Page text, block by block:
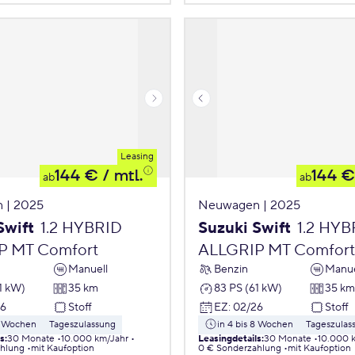
Leasing
ab144 € / mtl.
| 2025
1.2 HYBRID
MT Comfort
Manuell
kW)
35 km
Stoff
Tageszulassung
:30 Monate 10.000 km/Jahr
mit Kaufoption
ab144 €
Neuwagen | 2025
Suzuki Swift 1.2
ALLGRIP MT Comfort
Benzin
83 PS (61 kW)
35 km
EZ: 02/26 Stoff
in 4 bis 8 Wochen
Leasingdetails:30 Monate 10.000
0 € Sonderzahlung
mit Kaufoption